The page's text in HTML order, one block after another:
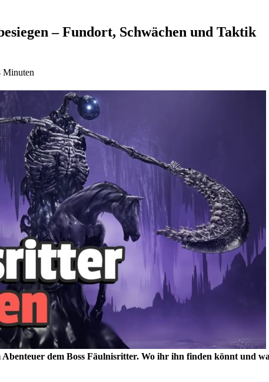
– Fundort, Schwächen und Taktik
Minuten
dem Boss Fäulnisritter. Wo ihr ihn finden könnt und